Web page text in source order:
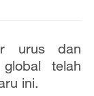
urus dan
telah
ini.